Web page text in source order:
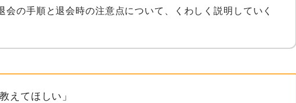
会の手順と退会時の注意点について、くわしく説明していく
えてほしい」